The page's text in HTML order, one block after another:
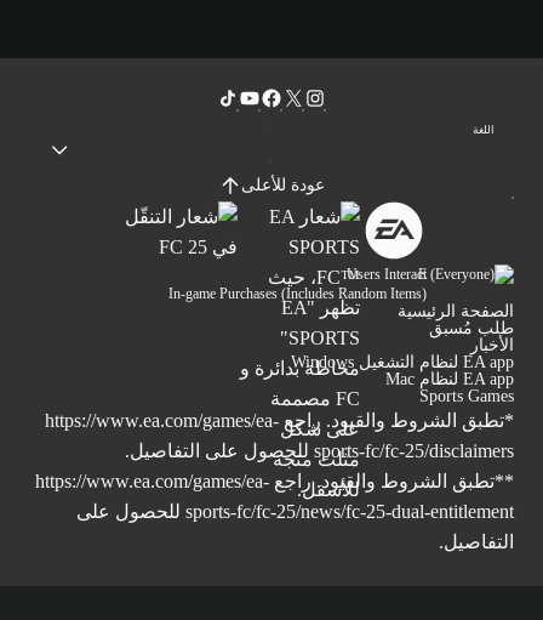
اللغة
عودة للأعلى
Users Interact
In-game Purchases (Includes Random Items)
الصفحة الرئيسية
طلب مُسبق
الأخبار
EA app لنظام التشغيل Windows
EA app لنظام Mac
Sports Games
*تطبق الشروط والقيود. راجع https://www.ea.com/games/ea-
sports-fc/fc-25/disclaimers للحصول على التفاصيل.
**تطبق الشروط والقيود. راجع https://www.ea.com/games/ea-
sports-fc/fc-25/news/fc-25-dual-entitlement للحصول على
التفاصيل.